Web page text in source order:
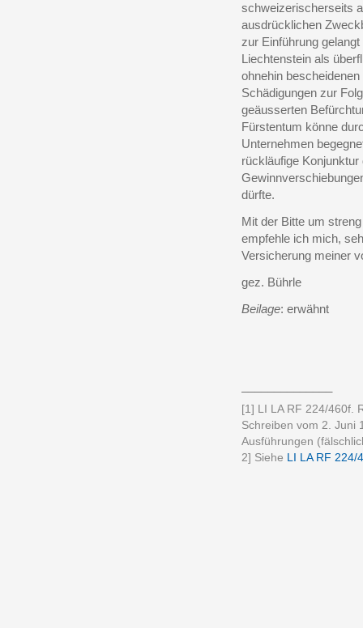
schweizerischerseits
ausdrücklichen
zur Einführung
Liechtenstein als
ohnehin
Schädigungen zur
geäusserten
Fürstentum könne
Unternehmen
rückläufige
dürfte.
Mit der Bitte um
empfehle ich mich,
Versicherung meiner
gez. Bührle
Beilage: erwähnt
[1] LI LA RF 224/460f.
Schreiben vom 2. Juni
Ausführungen
2] Siehe LI LA RF 224/